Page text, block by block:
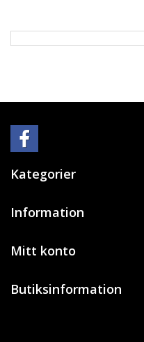
Kategorier
Information
Mitt konto
Butiksinformation